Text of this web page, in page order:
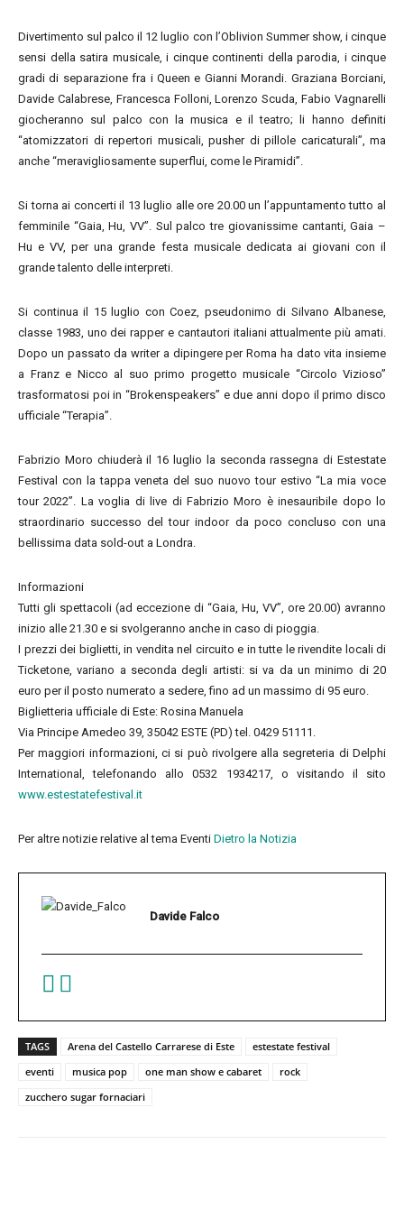
Divertimento sul palco il 12 luglio con l’Oblivion Summer show, i cinque
sensi della satira musicale, i cinque continenti della parodia, i cinque
gradi di separazione fra i Queen e Gianni Morandi. Graziana Borciani,
Davide Calabrese, Francesca Folloni, Lorenzo Scuda, Fabio Vagnarelli
giocheranno sul palco con la musica e il teatro; li hanno definiti
“atomizzatori di repertori musicali, pusher di pillole caricaturali”, ma
anche “meravigliosamente superflui, come le Piramidi”.
Si torna ai concerti il 13 luglio alle ore 20.00 un l’appuntamento tutto al
femminile “Gaia, Hu, VV”. Sul palco tre giovanissime cantanti, Gaia –
Hu e VV, per una grande festa musicale dedicata ai giovani con il
grande talento delle interpreti.
Si continua il 15 luglio con Coez, pseudonimo di Silvano Albanese,
classe 1983, uno dei rapper e cantautori italiani attualmente più amati.
Dopo un passato da writer a dipingere per Roma ha dato vita insieme
a Franz e Nicco al suo primo progetto musicale “Circolo Vizioso”
trasformatosi poi in “Brokenspeakers” e due anni dopo il primo disco
ufficiale “Terapia”.
Fabrizio Moro chiuderà il 16 luglio la seconda rassegna di Estestate
Festival con la tappa veneta del suo nuovo tour estivo “La mia voce
tour 2022”. La voglia di live di Fabrizio Moro è inesauribile dopo lo
straordinario successo del tour indoor da poco concluso con una
bellissima data sold-out a Londra.
Informazioni
Tutti gli spettacoli (ad eccezione di “Gaia, Hu, VV”, ore 20.00) avranno
inizio alle 21.30 e si svolgeranno anche in caso di pioggia.
I prezzi dei biglietti, in vendita nel circuito e in tutte le rivendite locali di
Ticketone, variano a seconda degli artisti: si va da un minimo di 20
euro per il posto numerato a sedere, fino ad un massimo di 95 euro.
Biglietteria ufficiale di Este: Rosina Manuela
Via Principe Amedeo 39, 35042 ESTE (PD) tel. 0429 51111.
Per maggiori informazioni, ci si può rivolgere alla segreteria di Delphi
International, telefonando allo 0532 1934217, o visitando il sito
www.estestatefestival.it
Per altre notizie relative al tema Eventi Dietro la Notizia
Davide Falco
TAGS Arena del Castello Carrarese di Este
estestate festival
eventi
musica pop one man show e cabaret
rock
zucchero sugar fornaciari